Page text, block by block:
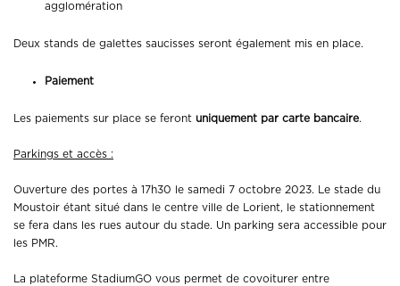
agglomération
Deux stands de galettes saucisses seront également mis en place.
Paiement
Les paiements sur place se feront uniquement par carte bancaire.
Parkings et accès :
Ouverture des portes à 17h30 le samedi 7 octobre 2023. Le stade du
Moustoir étant situé dans le centre ville de Lorient, le stationnement
se fera dans les rues autour du stade. Un parking sera accessible pour
les PMR.
La plateforme StadiumGO vous permet de covoiturer entre